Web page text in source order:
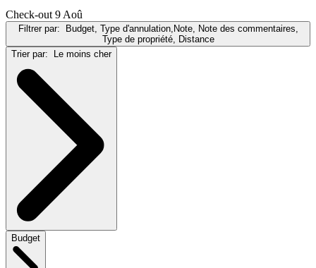
Check-out 9 Aoû
Filtrer par:
Budget, Type d'annulation,Note, Note des commentaires,
Type de propriété, Distance
Trier par:
Le moins cher
Budget